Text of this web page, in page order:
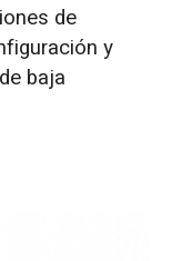
de
y
baja